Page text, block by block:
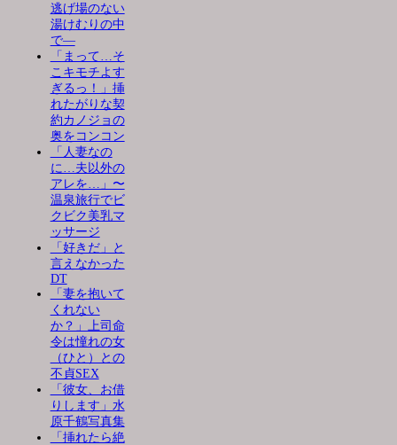
逃げ場のない
湯けむりの中
で―
「まって…そ
こキモチよす
ぎるっ！」挿
れたがりな契
約カノジョの
奥をコンコン
「人妻なの
に…夫以外の
アレを…」〜
温泉旅行でビ
クビク美乳マ
ッサージ
「好きだ」と
言えなかった
DT
「妻を抱いて
くれない
か？」上司命
令は憧れの女
（ひと）との
不貞SEX
「彼女、お借
りします」水
原千鶴写真集
「挿れたら絶